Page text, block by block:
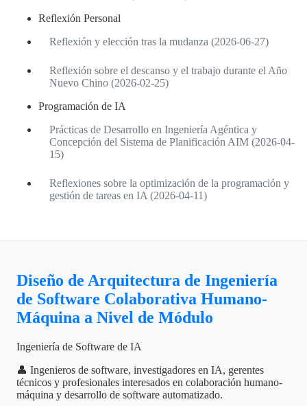
Reflexión Personal
Reflexión y elección tras la mudanza (2026-06-27)
Reflexión sobre el descanso y el trabajo durante el Año
Nuevo Chino (2026-02-25)
Programación de IA
Prácticas de Desarrollo en Ingeniería Agéntica y
Concepción del Sistema de Planificación AIM (2026-04-
15)
Reflexiones sobre la optimización de la programación y
gestión de tareas en IA (2026-04-11)
Diseño de Arquitectura de Ingeniería
de Software Colaborativa Humano-
Máquina a Nivel de Módulo
Ingeniería de Software de IA
👤 Ingenieros de software, investigadores en IA, gerentes
técnicos y profesionales interesados en colaboración humano-
máquina y desarrollo de software automatizado.